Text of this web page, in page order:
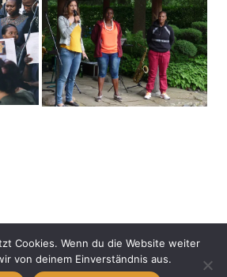
& Datenschutz
© 2026. All Rights Reserved.
Cookies. Wenn du die Website weiter
von deinem Einverständnis aus.